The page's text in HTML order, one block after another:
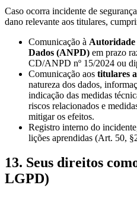
Caso ocorra incidente de
dano relevante aos titulares,
Comunicação à Autoridade
Dados (ANPD) em prazo
CD/ANPD nº 15/2024 ou
Comunicação aos titulares
natureza dos dados,
indicação das medidas
riscos relacionados e
mitigar os efeitos.
Registro interno do
lições aprendidas (Art. 50,
13. Seus direitos
LGPD)